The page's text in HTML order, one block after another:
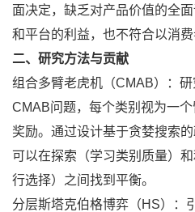
面决定，缺乏对产品价值的全
和平台的利益，也不符合以消
二、研究方法与贡献
组合多臂老虎机（CMAB）：
CMAB问题，每个类别视为一
奖励。通过设计基于贪婪搜索
可以在探索（学习类别质量）
行选择）之间找到平衡。
分层斯塔克伯格博弈（HS）：